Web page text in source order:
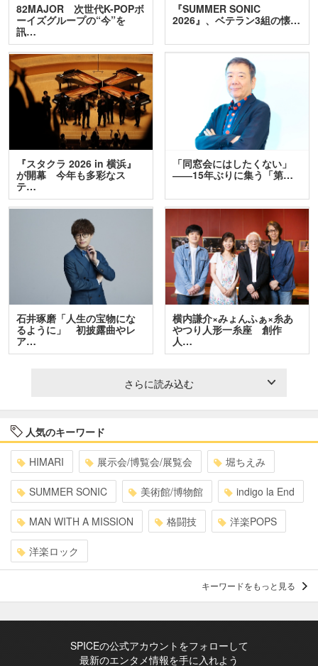
82MAJOR 次世代K-POPボ
ーイズグループの“今”を
訊…
『SUMMER SONIC
2026』、ベテラン3組の懐…
『スタクラ 2026 in 横浜』
が開幕 今年も多彩なス
テ…
「同窓会にはしたくない」
――15年ぶりに集う「第…
石井琢磨「人生の宝物にな
るように」 初披露曲やレ
ア…
横内謙介×みょんふぁ×糸あ
やつり人形一糸座 創作
人…
さらに読み込む
人気のキーワード
HIMARI 展示会/博覧会/展覧会 堀ちえみ
SUMMER SONIC 美術館/博物館 indigo la End
MAN WITH A MISSION 格闘技 洋楽POPS
洋楽ロック
キーワードをもっと見る
SPICEの公式アカウントをフォローして
最新のエンタメ情報を手に入れよう